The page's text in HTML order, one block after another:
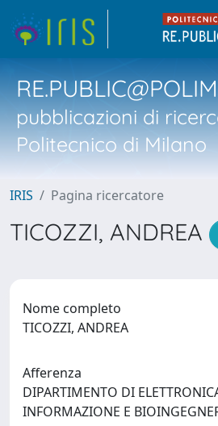
pubblicazioni di
Politecnico di Milano
IRIS Pagina ricercatore
TICOZZI, ANDREA
Nome completo
TICOZZI, ANDREA
Afferenza
DIPARTIMENTO DI
INFORMAZIONE E